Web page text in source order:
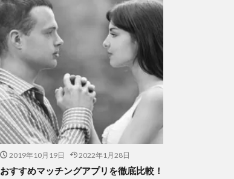
2019年10月19日 2022年1月28日
おすすめマッチングアプリを徹底比較！